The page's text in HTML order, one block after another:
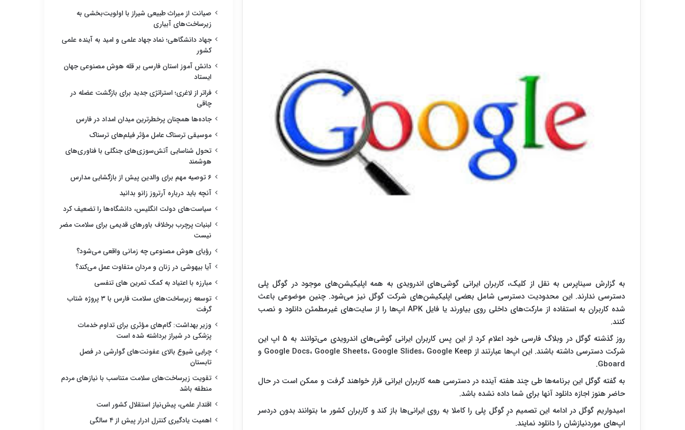
به گزارش سیناپرس به نقل از کلیک، کاربران ایرانی گوشی‌های اندرویدی به همه اپلیکیشن‌های موجود در گوگل پلی
دسترسی ندارند. این محدودیت دسترسی شامل بعضی اپلیکیشن‌های شرکت گوگل نیز می‏‌شود. چنین موضوعی باعث
شده کاربران به استفاده از مارکت‌های داخلی روی بیاورند یا فایل APK اپ‌ها را از سایت‌های غیرمطمئن دانلود و نصب
کنند.
روز گذشته گوگل در وبلاگ فارسی خود اعلام کرد از این پس کاربران ایرانی گوشی‌های اندرویدی می‌توانند به ۵ اپ این
شرکت دسترسی داشته باشند. این اپ‌ها عبارتند از Google Docs، Google Sheets، Google Slides، Google Keep و
Gboard.
به گفته گوگل این برنامه‌ها طی چند هفته آینده در دسترسی همه کاربران ایرانی قرار خواهند گرفت و ممکن است در حال
حاضر هنوز اجازه دانلود آنها برای شما داده نشده باشد.
امیدواریم گوگل در ادامه این تصمیم درِ گوگل پلی را کاملا به روی ایرانی‌ها باز کند و کاربران کشور ما بتوانند بدون دردسر
اپ‌های موردنیازشان را دانلود نمایند.
صیانت از میراث طبیعی شیراز با اولویت‌بخشی به
زیرساخت‌های آبیاری
جهاد دانشگاهی؛ نماد جهاد علمی و امید به آینده علمی
کشور
دانش آموز استان فارسی بر قله هوش مصنوعی جهان
ایستاد
فراتر از لاغری؛ استراتژی جدید برای بازگشت عضله در
چاقی
جاده‌ها همچنان پرخطرترین میدان امداد در فارس
موسیقی ترسناک عامل مؤثر فیلم‌های ترسناک
تحول شناسایی آتش‌سوزی‌های جنگلی با فناوری‌های
هوشمند
۶ توصیه مهم برای والدین پیش از بازگشایی مدارس
آنچه باید درباره آرتروز زانو بدانید
سیاست‌های دولت انگلیس، دانشگاه‌ها را تضعیف کرد
لبنیات پرچرب برخلاف باورهای قدیمی برای سلامت مضر
نیست
رؤیای هوش مصنوعی چه زمانی واقعی می‌شود؟
آیا بیهوشی در زنان و مردان متفاوت عمل می‌کند؟
مبارزه با اعتیاد به کمک تمرین های تنفسی
توسعه زیرساخت‌های سلامت فارس با ۳ پروژه شتاب
گرفت
وزیر بهداشت: گام‌های مؤثری برای تداوم خدمات
پزشکی در شیراز برداشته شده است
چرایی شیوع بالای عفونت‌های گوارشی در فصل
تابستان
تقویت زیرساخت‌های سلامت متناسب با نیازهای مردم
منطقه باشد
اقتدار علمی، پیش‌نیاز استقلال کشور است
اهمیت یادگیری کنترل ادرار پیش از ۴ سالگی